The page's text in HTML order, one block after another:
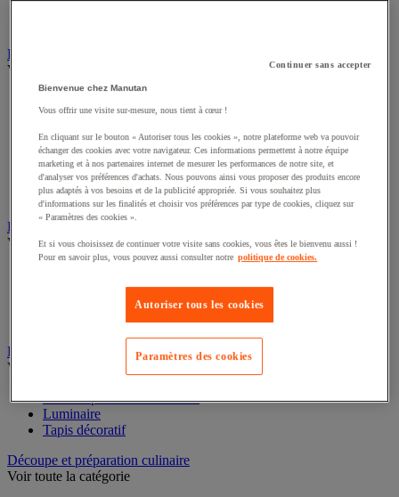
Batterie de cuisine
Voir toute la catégorie
Couvercle et accessoires
Marmite, cocotte et faitout
Plat à four
Plat à usage spécifique
Poêle
Sauteuse
Buanderie
Voir toute la catégorie
Décoration pour espace de restauration
Voir toute la catégorie
Huile et parfum d’ambiance
Luminaire
Tapis décoratif
Découpe et préparation culinaire
Voir toute la catégorie
Continuer sans accepter
Bienvenue chez Manutan
Vous offrir une visite sur-mesure, nous tient à cœur !
En cliquant sur le bouton « Autoriser tous les cookies », notre plateforme web va pouvoir
échanger des cookies avec votre navigateur. Ces informations permettent à notre équipe
marketing et à nos partenaires internet de mesurer les performances de notre site, et
d'analyser vos préférences d'achats. Nous pouvons ainsi vous proposer des produits encore
plus adaptés à vos besoins et de la publicité appropriée. Si vous souhaitez plus
d'informations sur les finalités et choisir vos préférences par type de cookies, cliquez sur
« Paramètres des cookies ».
Et si vous choisissez de continuer votre visite sans cookies, vous êtes le bienvenu aussi !
Pour en savoir plus, vous pouvez aussi consulter notre politique de cookies.
Autoriser tous les cookies
Paramètres des cookies